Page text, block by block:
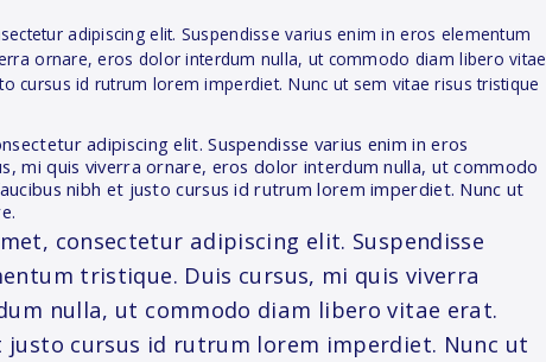
adipiscing elit. Suspendisse varius enim in eros elementum
ornare, eros dolor interdum nulla, ut commodo diam libero vitae
cursus id rutrum lorem imperdiet. Nunc ut sem vitae risus tristique
adipiscing elit. Suspendisse varius enim in eros
mi quis viverra ornare, eros dolor interdum nulla, ut commodo
nibh et justo cursus id rutrum lorem imperdiet. Nunc ut
consectetur adipiscing elit. Suspendisse
tristique. Duis cursus, mi quis viverra
nulla, ut commodo diam libero vitae erat.
justo cursus id rutrum lorem imperdiet. Nunc ut